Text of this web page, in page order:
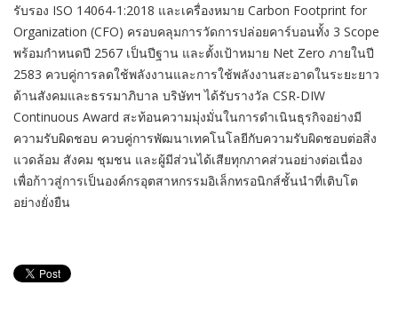
รับรอง ISO 14064-1:2018 และเครื่องหมาย Carbon Footprint for
Organization (CFO) ครอบคลุมการวัดการปล่อยคาร์บอนทั้ง 3 Scope
พร้อมกำหนดปี 2567 เป็นปีฐาน และตั้งเป้าหมาย Net Zero ภายในปี
2583 ควบคู่การลดใช้พลังงานและการใช้พลังงานสะอาดในระยะยาว
ด้านสังคมและธรรมาภิบาล บริษัทฯ ได้รับรางวัล CSR-DIW
Continuous Award สะท้อนความมุ่งมั่นในการดำเนินธุรกิจอย่างมี
ความรับผิดชอบ ควบคู่การพัฒนาเทคโนโลยีกับความรับผิดชอบต่อสิ่ง
แวดล้อม สังคม ชุมชน และผู้มีส่วนได้เสียทุกภาคส่วนอย่างต่อเนื่อง
เพื่อก้าวสู่การเป็นองค์กรอุตสาหกรรมอิเล็กทรอนิกส์ชั้นนำที่เติบโต
อย่างยั่งยืน